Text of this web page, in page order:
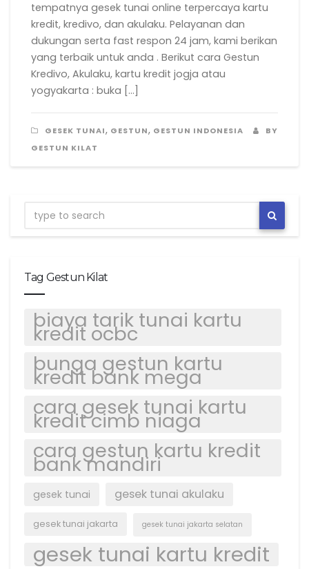
tempatnya gesek tunai online terpercaya kartu
kredit, kredivo, dan akulaku. Pelayanan dan
dukungan serta fast respon 24 jam, kami berikan
yang terbaik untuk anda . Berikut cara Gestun
Kredivo, Akulaku, kartu kredit jogja atau
yogyakarta : buka […]
GESEK TUNAI, GESTUN, GESTUN INDONESIA
BY
GESTUN KILAT
Tag Gestun Kilat
biaya tarik tunai kartu
kredit ocbc
bunga gestun kartu
kredit bank mega
cara gesek tunai kartu
kredit cimb niaga
cara gestun kartu kredit
bank mandiri
gesek tunai gesek tunai akulaku
gesek tunai jakarta gesek tunai jakarta selatan
gesek tunai kartu kredit